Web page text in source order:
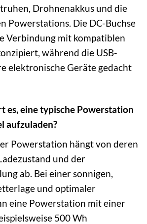
Drohnenakkus und die
Powerstations. Die DC-Buchse
Verbindung mit kompatiblen
während die USB-
elektronische Geräte gedacht
es, eine typische Powerstation
aufzuladen?
Powerstation hängt von deren
und der
ab. Bei einer sonnigen,
und optimaler
eine Powerstation mit einer
500 Wh